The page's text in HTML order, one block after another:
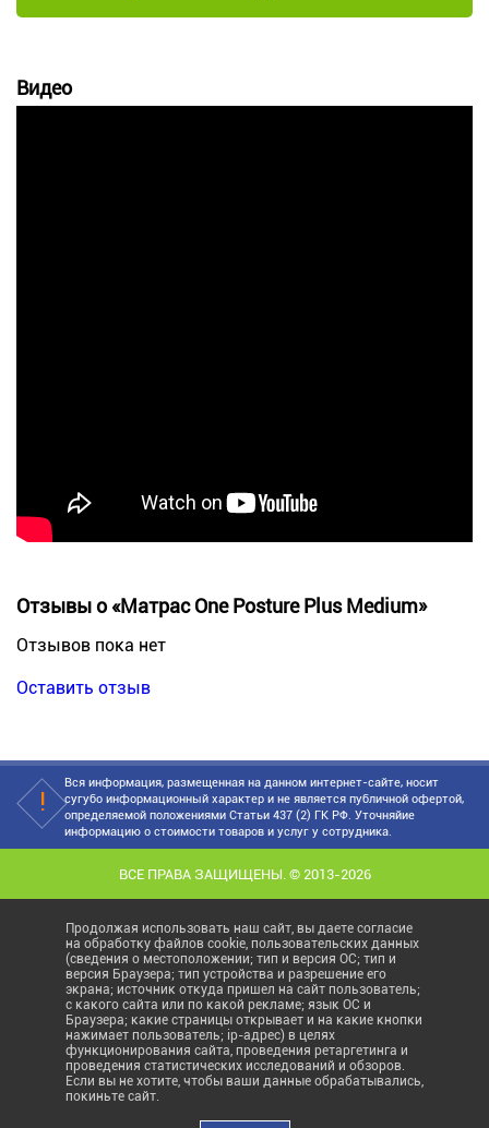
Видео
Отзывы о «Матрас One Posture Plus Medium»
Отзывов пока нет
Оставить отзыв
Вся информация, размещенная на данном интернет-сайте, носит
сугубо информационный характер и не является публичной офертой,
определяемой положениями Статьи 437 (2) ГК РФ. Уточняйие
информацию о стоимости товаров и услуг у сотрудника.
ВСЕ ПРАВА ЗАЩИЩЕНЫ. © 2013-2026
Продолжая использовать наш сайт, вы даете согласие
на обработку файлов cookie, пользовательских данных
(сведения о местоположении; тип и версия ОС; тип и
версия Браузера; тип устройства и разрешение его
экрана; источник откуда пришел на сайт пользователь;
с какого сайта или по какой рекламе; язык ОС и
Браузера; какие страницы открывает и на какие кнопки
нажимает пользователь; ip-адрес) в целях
функционирования сайта, проведения ретаргетинга и
проведения статистических исследований и обзоров.
Если вы не хотите, чтобы ваши данные обрабатывались,
покиньте сайт.